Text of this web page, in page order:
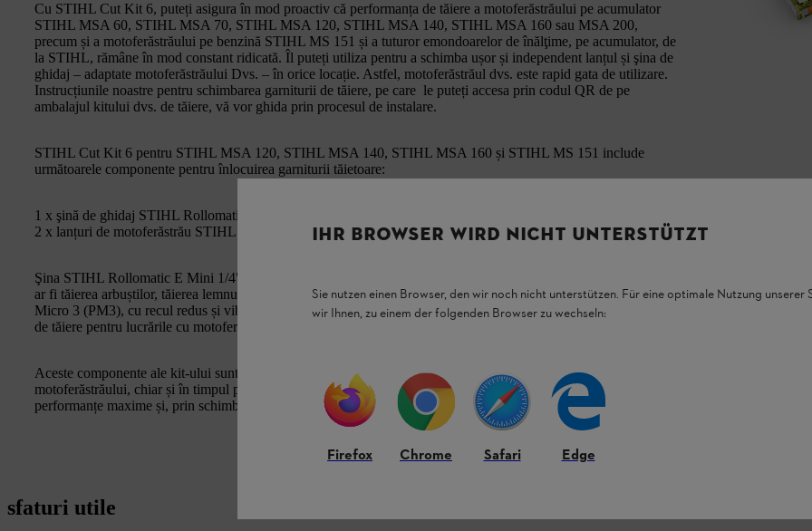
Cu STIHL Cut Kit 6, puteți asigura în mod proactiv că performanța de tăiere a motoferăstrăului pe acumulator
STIHL MSA 60, STIHL MSA 70, STIHL MSA 120, STIHL MSA 140, STIHL MSA 160 sau MSA 200,
precum și a motoferăstrăului pe benzină STIHL MS 151 și a tuturor emondoarelor de înălţime, pe acumulator, de
la STIHL, rămâne în mod constant ridicată. Îl puteți utiliza pentru a schimba ușor și independent lanțul și şina de
ghidaj – adaptate motoferăstrăului Dvs. – în orice locație. Astfel, motoferăstrăul dvs. este rapid gata de utilizare.
Instrucțiunile noastre pentru schimbarea garniturii de tăiere, pe care le puteți accesa prin codul QR de pe
ambalajul kitului dvs. de tăiere, vă vor ghida prin procesul de instalare.
STIHL Cut Kit 6 pentru STIHL MSA 120, STIHL MSA 140, STIHL MSA 160 și STIHL MS 151 include
următoarele componente pentru înlocuirea garniturii tăietoare:
1 x şină de ghidaj STIHL Rollomatic E Mini, 1/4" P, 1,1 mm (30 cm)
2 x lanțuri de motoferăstrău STIHL 1/4" P Picco Micro 3 (PM3), 1,1 mm
Şina STIHL Rollomatic E Mini 1/4" P, subțire și ușoară, este ideală pentru lucrări de tăiere rapide și precise, cum
ar fi tăierea arbuștilor, tăierea lemnului de foc sau tăierea copacilor. Lanțul de motoferăstrău STIHL 1/4” P Picco
Micro 3 (PM3), cu recul redus și vibrații reduse, are un design foarte plat și subțire. Vă oferă performanțe ridicate
de tăiere pentru lucrările cu motoferăstrăul, în întreținerea grădinii.
Aceste componente ale kit-ului sunt adaptate una la cealaltă și contribuie la asigurarea fiabilității
motoferăstrăului, chiar și în timpul perioadelor lungi de utilizare. Acest lucru înseamnă că beneficiați de
performanțe maxime și, prin schimbarea garniturii tăietoare, puteți lucra în mod fiabil și practic fără întreruperi.
sfaturi utile
IHR BROWSER WIRD NICHT UNTERSTÜTZT
Sie nutzen einen Browser, den wir noch nicht unterstützen. Für eine optimale Nutzung unserer
wir Ihnen, zu einem der folgenden Browser zu wechseln:
Firefox Chrome Safari Edge